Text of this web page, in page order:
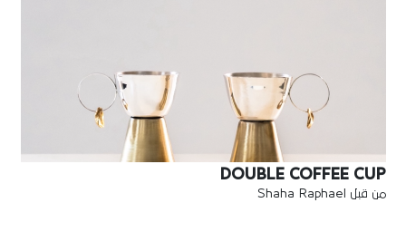
DOUBLE COFFEE CUP
من قبل Shaha Raphael